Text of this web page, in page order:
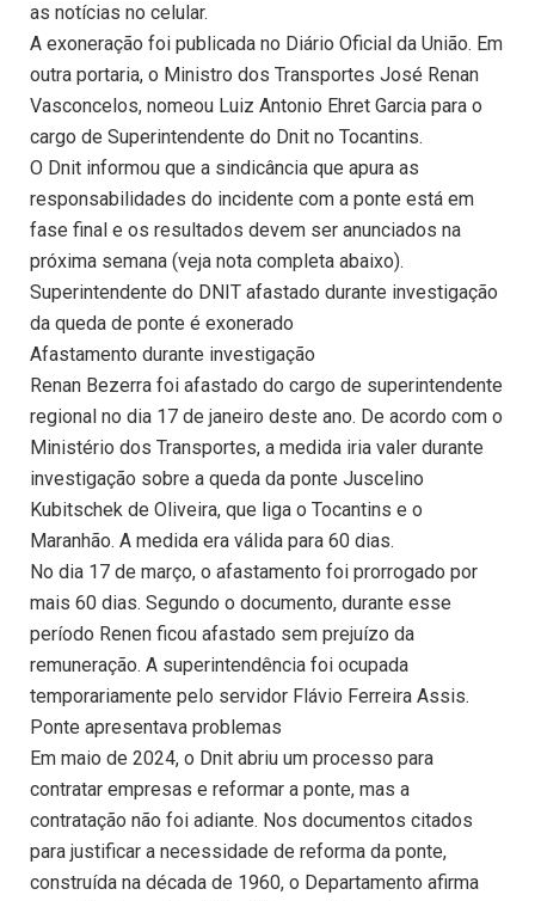
as notícias no celular.
A exoneração foi publicada no Diário Oficial da União. Em
outra portaria, o Ministro dos Transportes José Renan
Vasconcelos, nomeou Luiz Antonio Ehret Garcia para o
cargo de Superintendente do Dnit no Tocantins.
O Dnit informou que a sindicância que apura as
responsabilidades do incidente com a ponte está em
fase final e os resultados devem ser anunciados na
próxima semana (veja nota completa abaixo).
Superintendente do DNIT afastado durante investigação
da queda de ponte é exonerado
Afastamento durante investigação
Renan Bezerra foi afastado do cargo de superintendente
regional no dia 17 de janeiro deste ano. De acordo com o
Ministério dos Transportes, a medida iria valer durante
investigação sobre a queda da ponte Juscelino
Kubitschek de Oliveira, que liga o Tocantins e o
Maranhão. A medida era válida para 60 dias.
No dia 17 de março, o afastamento foi prorrogado por
mais 60 dias. Segundo o documento, durante esse
período Renen ficou afastado sem prejuízo da
remuneração. A superintendência foi ocupada
temporariamente pelo servidor Flávio Ferreira Assis.
Ponte apresentava problemas
Em maio de 2024, o Dnit abriu um processo para
contratar empresas e reformar a ponte, mas a
contratação não foi adiante. Nos documentos citados
para justificar a necessidade de reforma da ponte,
construída na década de 1960, o Departamento afirma